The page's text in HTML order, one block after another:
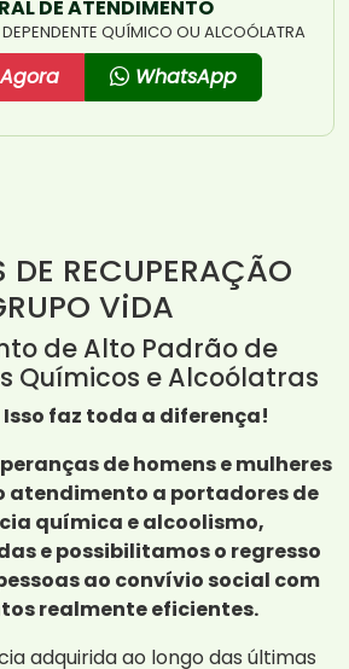
DE ATENDIMENTO
QUÍMICO OU ALCOÓLATRA
WhatsApp
DE RECUPERAÇÃO
ViDA
de Alto Padrão de
Químicos e Alcoólatras
Isso faz toda a diferença!
de homens e mulheres
atendimento a portadores de
química e alcoolismo,
e possibilitamos o regresso
ao convívio social com
realmente eficientes.
adquirida ao longo das últimas